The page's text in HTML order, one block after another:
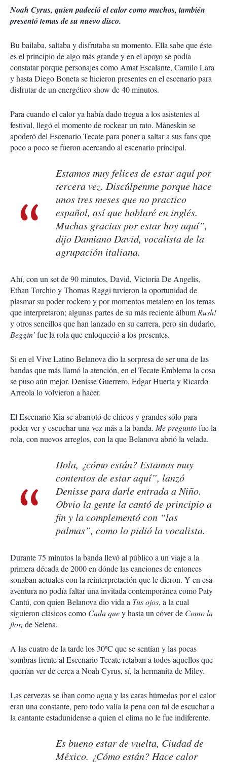
Noah Cyrus, quien padeció el calor como muchos, también
presentó temas de su nuevo disco.
Bu bailaba, saltaba y disfrutaba su momento. Ella sabe que éste
es el principio de algo más grande y en el apoyo se podía
constatar porque personajes como Amat Escalante, Camilo Lara
y hasta Diego Boneta se hicieron presentes en el escenario para
disfrutar de un energético show de 40 minutos.
Para cuando el calor ya había dado tregua a los asistentes al
festival, llegó el momento de rockear un rato. Måneskin se
apoderó del Escenario Tecate para poner a saltar a sus fans que
poco a poco se fueron acercando al escenario principal.
Estamos muy felices de estar aquí por
tercera vez. Discúlpenme porque hace
unos tres meses que no practico
español, así que hablaré en inglés.
Muchas gracias por estar hoy aquí”,
dijo Damiano David, vocalista de la
agrupación italiana.
Ahí, con un set de 90 minutos, David, Victoria De Angelis,
Ethan Torchio y Thomas Raggi tuvieron la oportunidad de
plasmar su poder rockero y por momentos metalero en los temas
que interpretaron; algunas partes de su más reciente álbumRush!
y otros sencillos que han lanzado en su carrera, pero sin dudarlo,
Beggin’fue la rola que enloqueció a los presentes.
Si en el Vive Latino Belanova dio la sorpresa de ser una de las
bandas que más llamó la atención, en el Tecate Emblema la cosa
se puso aún mejor. Denisse Guerrero, Edgar Huerta y Ricardo
Arreola lo volvieron a hacer.
El Escenario Kia se abarrotó de chicos y grandes sólo para
poder ver y escuchar una vez más a la banda. Me preguntofue la
rola, con nuevos arreglos, con la que Belanova abrió la velada.
Hola, ¿cómo están? Estamos muy
contentos de estar aquí”, lanzó
Denisse para darle entrada aNiño.
Obvio la gente la cantó de principio a
fin y la complementó con “las
palmas”, como lo pidió la vocalista.
Durante 75 minutos la banda llevó al público a un viaje a la
primera década de 2000 en dónde las canciones de entonces
sonaban actuales con la reinterpretación que le dieron. Y en esa
aventura no podía faltar una invitada contemporánea como Paty
Cantú, con quien Belanova dio vida a Tus ojos, a la cual
siguieron clásicos como Cada quey hasta un cóver de Como la
flor, de Selena.
A las cuatro de la tarde los 30ºC que se sentían y las pocas
sombras frente al Escenario Tecate retaban a todos aquellos que
querían ver de cerca a Noah Cyrus, sí, la hermanita de Miley.
Las cervezas se iban como agua y las caras húmedas por el calor
eran una constante, pero todo valía la pena con tal de escuchar a
la cantante estadunidense a quien el clima no le fue indiferente.
Es bueno estar de vuelta, Ciudad de
México. ¿Cómo están? Hace calor